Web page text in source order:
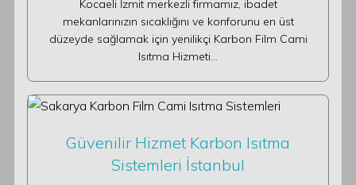
Kocaeli İzmit merkezli firmamız, ibadet
mekanlarınızın sıcaklığını ve konforunu en üst
düzeyde sağlamak için yenilikçi Karbon Film Cami
Isıtma Hizmeti…
Güvenilir Hizmet Karbon Isıtma
Sistemleri İstanbul